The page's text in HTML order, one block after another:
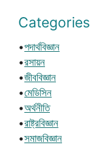
Categories
•পদার্থবিজ্ঞান
•রসায়ন
•জীববিজ্ঞান
•মেডিসিন
•অর্থনীতি
•রাষ্ট্রবিজ্ঞান
•সমাজবিজ্ঞান